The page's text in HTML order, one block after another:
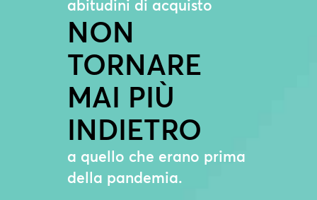
abitudini di acquisto
NON
TORNARE
MAI PIÙ
INDIETRO
a quello che erano prima
della pandemia.